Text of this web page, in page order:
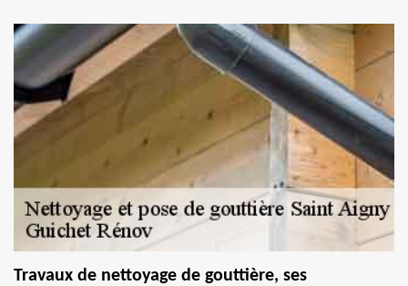
Travaux de nettoyage de gouttière, ses